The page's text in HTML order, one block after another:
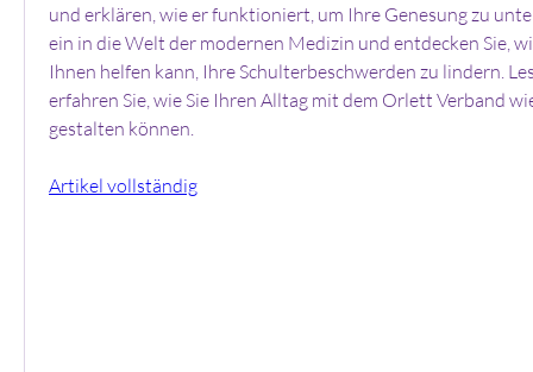
und erklären, wie er funktioniert, um Ihre Genesung zu
ein in die Welt der modernen Medizin und entdecken Sie,
Ihnen helfen kann, Ihre Schulterbeschwerden zu lindern.
erfahren Sie, wie Sie Ihren Alltag mit dem Orlett Verband
gestalten können.
Artikel vollständig